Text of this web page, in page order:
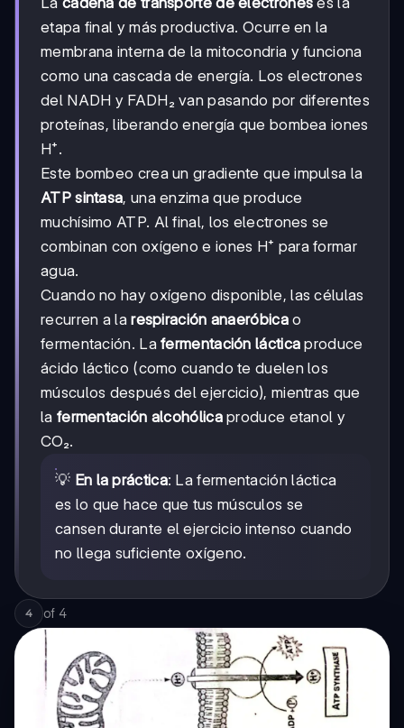
etapa final y más productiva. Ocurre en la
membrana interna de la mitocondria y funciona
como una cascada de energía. Los electrones
del NADH y FADH₂ van pasando por diferentes
proteínas, liberando energía que bombea iones
H⁺.
Este bombeo crea un gradiente que impulsa la
ATP sintasa, una enzima que produce
muchísimo ATP. Al final, los electrones se
combinan con oxígeno e iones H⁺ para formar
agua.
Cuando no hay oxígeno disponible, las células
recurren a larespiración anaeróbicao
fermentación. Lafermentación láctica produce
ácido láctico (como cuando te duelen los
músculos después del ejercicio), mientras que
la fermentación alcohólicaproduce etanol y
CO₂.
💡 En la práctica: La fermentación láctica
es lo que hace que tus músculos se
cansen durante el ejercicio intenso cuando
no llega suficiente oxígeno.
4 of 4